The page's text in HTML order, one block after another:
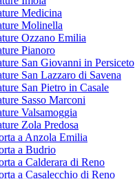
Medicina
Molinella
Ozzano Emilia
Pianoro
San Giovanni in Persiceto
San Lazzaro di Savena
San Pietro in Casale
Sasso Marconi
Valsamoggia
Zola Predosa
a Anzola Emilia
a Budrio
a Calderara di Reno
a Casalecchio di Reno